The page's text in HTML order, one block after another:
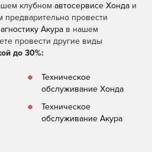
клубном автосервисе Хонда и
провести
Акура в нашем
провести другие виды
до 30%:
Техническое
обслуживание Хонда
Техническое
обслуживание Акура